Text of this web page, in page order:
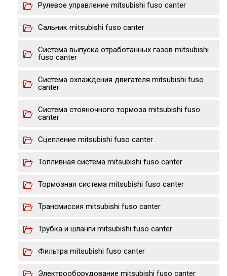
Рулевое управление mitsubishi fuso canter
Сальник mitsubishi fuso canter
Система выпуска отработанных газов mitsubishi
fuso canter
Система охлаждения двигателя mitsubishi fuso
canter
Система стояночного тормоза mitsubishi fuso
canter
Сцепление mitsubishi fuso canter
Топливная система mitsubishi fuso canter
Тормозная система mitsubishi fuso canter
Трансмиссия mitsubishi fuso canter
Трубка и шланги mitsubishi fuso canter
Фильтра mitsubishi fuso canter
Электрооборудование mitsubishi fuso canter